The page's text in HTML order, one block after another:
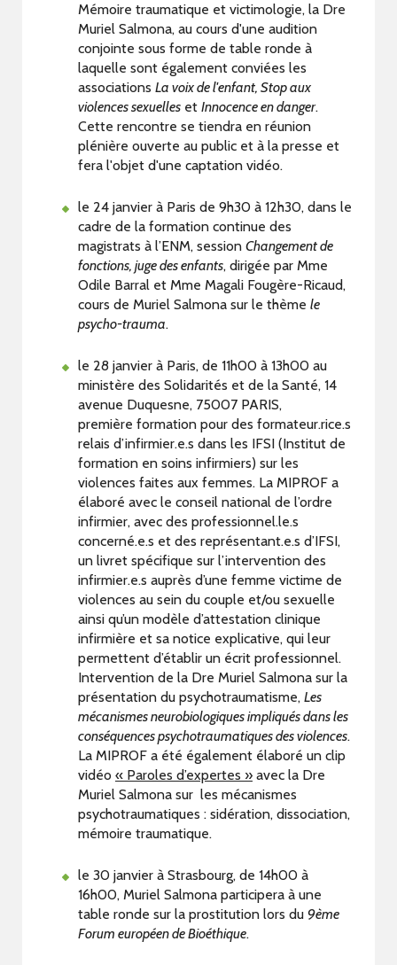
Mémoire traumatique et victimologie, la Dre
Muriel Salmona, au cours d'une audition
conjointe sous forme de table ronde à
laquelle sont également conviées les
associations La voix de l'enfant, Stop aux
violences sexuelles et Innocence en danger.
Cette rencontre se tiendra en réunion
plénière ouverte au public et à la presse et
fera l'objet d'une captation vidéo.
le 24 janvier à Paris de 9h30 à 12h30, dans le
cadre de la formation continue des
magistrats à l’ENM, session Changement de
fonctions, juge des enfants, dirigée par Mme
Odile Barral et Mme Magali Fougère-Ricaud,
cours de Muriel Salmona sur le thème le
psycho-trauma.
le 28 janvier à Paris, de 11h00 à 13h00 au
ministère des Solidarités et de la Santé, 14
avenue Duquesne, 75007 PARIS,
première formation pour des formateur.rice.s
relais d’infirmier.e.s dans les IFSI (Institut de
formation en soins infirmiers) sur les
violences faites aux femmes. La MIPROF a
élaboré avec le conseil national de l’ordre
infirmier, avec des professionnel.le.s
concerné.e.s et des représentant.e.s d’IFSI,
un livret spécifique sur l’intervention des
infirmier.e.s auprès d’une femme victime de
violences au sein du couple et/ou sexuelle
ainsi qu’un modèle d’attestation clinique
infirmière et sa notice explicative, qui leur
permettent d’établir un écrit professionnel.
Intervention de la Dre Muriel Salmona sur la
présentation du psychotraumatisme, Les
mécanismes neurobiologiques impliqués dans les
conséquences psychotraumatiques des violences.
La MIPROF a été également élaboré un clip
vidéo « Paroles d’expertes » avec la Dre
Muriel Salmona sur les mécanismes
psychotraumatiques : sidération, dissociation,
mémoire traumatique.
le 30 janvier à Strasbourg, de 14h00 à
16h00, Muriel Salmona participera à une
table ronde sur la prostitution lors du 9ème
Forum européen de Bioéthique.